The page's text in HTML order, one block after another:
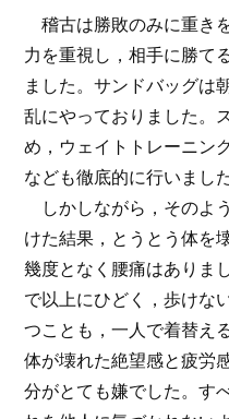
稽古は勝敗のみに重き
力を重視し，相手に勝て
ました。サンドバッグは
乱にやっておりました。
め，ウェイトトレーニン
なども徹底的に行いました
しかしながら，そのよ
けた結果，とうとう体を
幾度となく腰痛はありま
で以上にひどく，歩けな
つことも，一人で着替え
体が壊れた絶望感と疲労
分がとても嫌でした。す